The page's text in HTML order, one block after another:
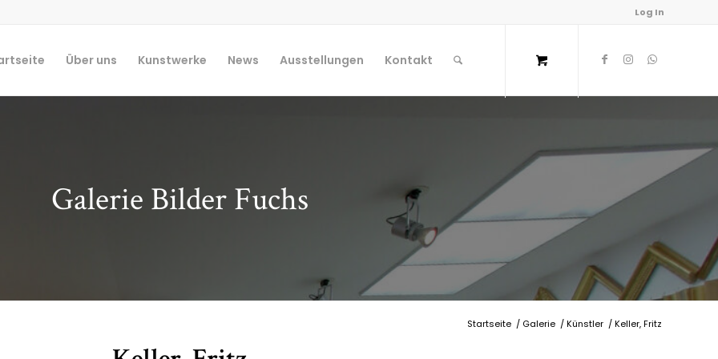
Log In
Über uns Kunstwerke News Ausstellungen Kontakt
Galerie Bilder Fuchs
Startseite / Galerie /Künstler /Keller, Fritz